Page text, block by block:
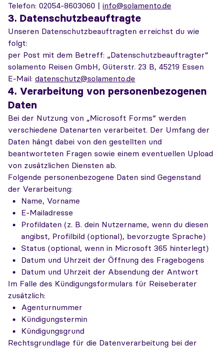
Telefon: 02054-8603060 | info@solamento.de
3. Datenschutzbeauftragte
Unseren Datenschutzbeauftragten erreichst du wie
folgt:
per Post mit dem Betreff: „Datenschutzbeauftragter“
solamento Reisen GmbH, Güterstr. 23 B, 45219 Essen
E-Mail: datenschutz@solamento.de
4. Verarbeitung von personenbezogenen
Daten
Bei der Nutzung von „Microsoft Forms“ werden
verschiedene Datenarten verarbeitet. Der Umfang der
Daten hängt dabei von den gestellten und
beantworteten Fragen sowie einem eventuellen Upload
von zusätzlichen Diensten ab.
Folgende personenbezogene Daten sind Gegenstand
der Verarbeitung:
Name, Vorname
E-Mailadresse
Profildaten (z. B. dein Nutzername, wenn du diesen
angibst, Profilbild (optional), bevorzugte Sprache)
Status (optional, wenn in Microsoft 365 hinterlegt)
Datum und Uhrzeit der Öffnung des Fragebogens
Datum und Uhrzeit der Absendung der Antwort
Im Falle des Kündigungsformulars für Reiseberater
zusätzlich:
Agenturnummer
Kündigungstermin
Kündigungsgrund
Rechtsgrundlage für die Datenverarbeitung bei der